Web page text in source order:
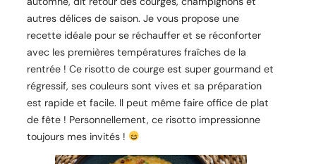
autres délices de saison. Je vous propose une
recette idéale pour se réchauffer et se réconforter
avec les premières températures fraîches de la
rentrée ! Ce risotto de courge est super gourmand et
régressif, ses couleurs sont vives et sa préparation
est rapide et facile. Il peut même faire office de plat
de fête ! Personnellement, ce risotto impressionne
toujours mes invités !